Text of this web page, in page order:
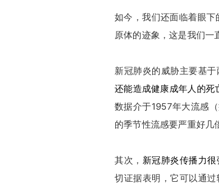
如今，我们还面临着眼
原体的迹象，这是我们一
新冠肺炎的威胁主要基于
还能造成健康成年人的死
数据介于1957年大流感
的季节性流感要严重好几
其次， 新冠肺炎传播力很
切证据表明，它可以通